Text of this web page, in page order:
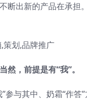
断出新的产品在承担
，前提是有“我”。
参与其中、奶霜“作